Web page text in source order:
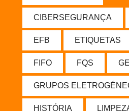
CIBERSEGURANÇA
EFB ETIQUETAS
FIFO FQS
GRUPOS
HISTÓRIA